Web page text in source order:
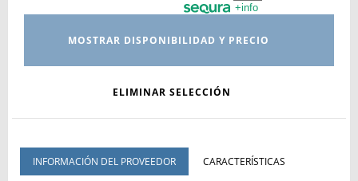
+info
MOSTRAR DISPONIBILIDAD Y PRECIO
ELIMINAR SELECCIÓN
INFORMACIÓN DEL PROVEEDOR
CARACTERÍSTICAS